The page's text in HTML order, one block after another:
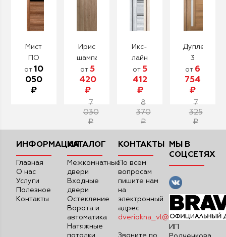
Мист
ПО
от 10
050
₽
Ирис
шампань
от 5
420
₽
7
030
₽
Икс-
лайн
4
от 5
412
₽
8
370
₽
Дуплекс
3
от 6
754
₽
7
325
₽
ИНФОРМАЦИЯ
Главная
О нас
Услуги
Полезное
Контакты
КАТАЛОГ
Межкомнатные
двери
Входные
двери
Остекление
Ворота и
автоматика
Натяжные
потолки
КОНТАКТЫ
По всем
вопросам
пишите нам
на
электронный
адрес
dveriokna_vl@mail.ru
Звоните по
МЫ В
СОЦСЕТЯХ
ИП